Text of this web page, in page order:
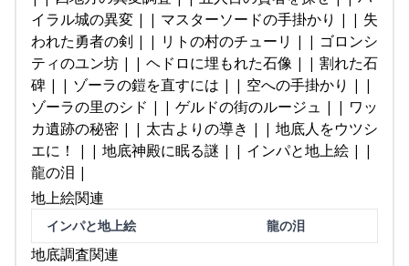
イラル城の異変 | | マスターソードの手掛かり | | 失
われた勇者の剣 | | リトの村のチューリ | | ゴロンシ
ティのユン坊 | | ヘドロに埋もれた石像 | | 割れた石
碑 | | ゾーラの鎧を直すには | | 空への手掛かり | |
ゾーラの里のシド | | ゲルドの街のルージュ | | ワッ
カ遺跡の秘密 | | 太古よりの導き | | 地底人をウツシ
エに！ | | 地底神殿に眠る謎 | | インパと地上絵 | |
龍の泪 |
地上絵関連
インパと地上絵 龍の泪
地底調査関連